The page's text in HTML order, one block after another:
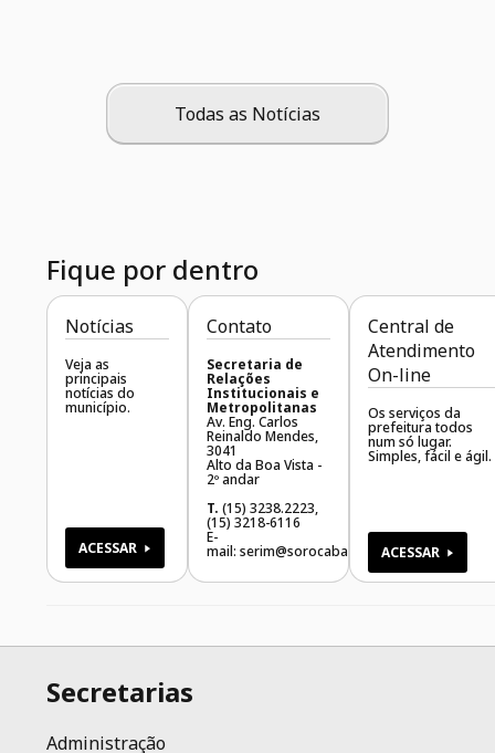
Todas as Notícias
Fique por dentro
Notícias
Veja as
principais
notícias do
município.
ACESSAR
Contato
Secretaria de
Relações
Institucionais e
Metropolitanas
Av. Eng. Carlos
Reinaldo Mendes,
3041
Alto da Boa Vista -
2º andar
T. (15) 3238.2223,
(15) 3218-6116
E-
mail:serim@sorocaba.sp.gov.br
Central de
Atendimento
On-line
Os serviços da
prefeitura todos
num só lugar.
Simples, fácil e ágil.
ACESSAR
Secretarias
Administração